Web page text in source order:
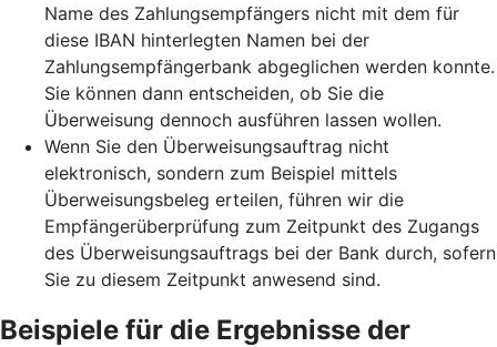
Name des Zahlungsempfängers nicht mit dem für
diese IBAN hinterlegten Namen bei der
Zahlungsempfängerbank abgeglichen werden konnte.
Sie können dann entscheiden, ob Sie die
Überweisung dennoch ausführen lassen wollen.
Wenn Sie den Überweisungsauftrag nicht
elektronisch, sondern zum Beispiel mittels
Überweisungsbeleg erteilen, führen wir die
Empfängerüberprüfung zum Zeitpunkt des Zugangs
des Überweisungsauftrags bei der Bank durch, sofern
Sie zu diesem Zeitpunkt anwesend sind.
Beispiele für die Ergebnisse der